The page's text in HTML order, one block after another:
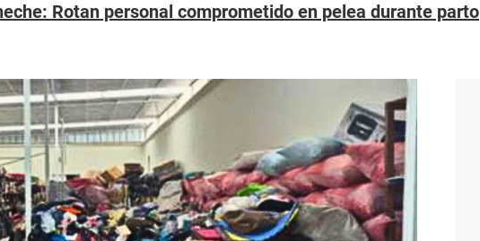
Rotan personal comprometido en pelea durante parto